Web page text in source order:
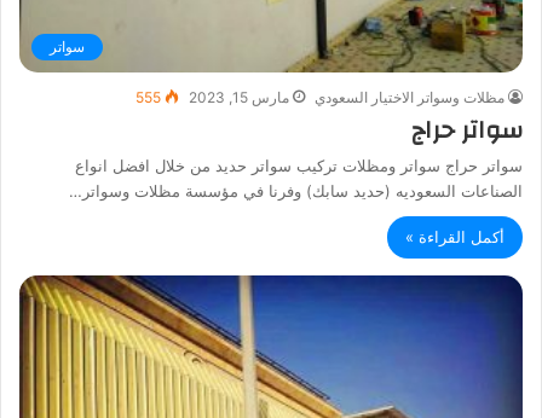
سواتر
مظلات وسواتر الاختيار السعودي مارس 15, 2023 555
سواتر حراج
سواتر حراج سواتر ومظلات تركيب سواتر حديد من خلال افضل انواع
الصناعات السعوديه (حديد سابك) وفرنا في مؤسسة مظلات وسواتر…
أكمل القراءة »